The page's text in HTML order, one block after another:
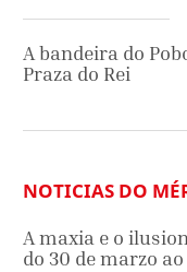
A bandeira do
Praza do Rei
NOTICIAS DO
A maxia e o
do 30 de marzo